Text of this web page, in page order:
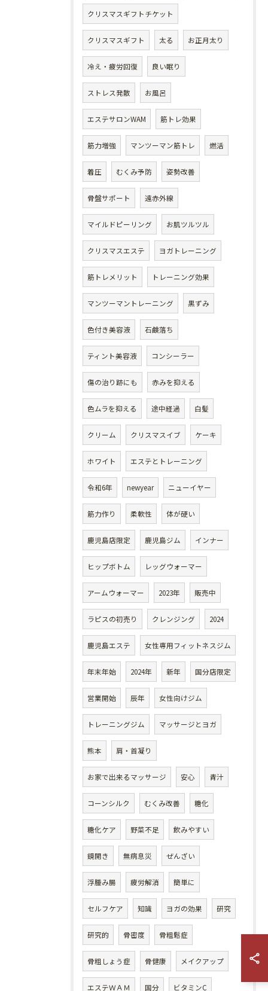
クリスマスギフトチケット
クリスマスギフト 太る お正月太り
冷え・疲労回復 良い眠り
ストレス発散 お風呂
エステサロンWAM 筋トレ効果
筋力増強 マンツーマン筋トレ 燃活
着圧 むくみ予防 姿勢改善
骨盤サポート 遠赤外線
マイルドピーリング お肌ツルツル
クリスマスエステ ヨガトレーニング
筋トレメリット トレーニング効果
マンツーマントレーニング 黒ずみ
色付き美容液 石鹸落ち
ティント美容液 コンシーラー
傷の治り跡にも 赤みを抑える
色ムラを抑える 途中経過 白髪
クリーム クリスマスイブ ケーキ
ホワイト エステとトレーニング
令和6年 newyear ニューイヤー
筋力作り 柔軟性 体が硬い
鹿児島店限定 鹿児島ジム インナー
ヒップボトム レッグウォーマー
アームウォーマー 2023年 販売中
ラピスの初売り クレンジング 2024
鹿児島エステ 女性専用フィットネスジム
年末年始 2024年 新年 国分店限定
営業開始 辰年 女性向けジム
トレーニングジム マッサージとヨガ
熊本 肩・首凝り
お家で出来るマッサージ 安心 青汁
コーンシルク むくみ改善 糖化
糖化ケア 野菜不足 飲みやすい
鏡開き 無病息災 ぜんざい
浮腫み腸 疲労解消 簡単に
セルフケア 知識 ヨガの効果 研究
研究的 骨密度 骨粗鬆症
骨粗しょう症 骨健康 メイクアップ
エステＷＡＭ 国分 ビタミンC